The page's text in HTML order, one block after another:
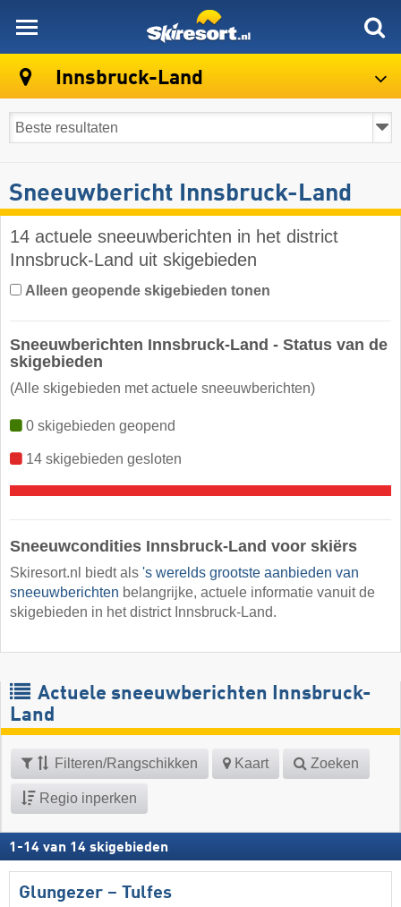
Innsbruck-Land
Sneeuwbericht Innsbruck-Land
14 actuele sneeuwberichten in het district
Innsbruck-Land uit skigebieden
Alleen geopende skigebieden tonen
Sneeuwberichten Innsbruck-Land - Status van de
skigebieden
(Alle skigebieden met actuele sneeuwberichten)
0 skigebieden geopend
14 skigebieden gesloten
Sneeuwcondities Innsbruck-Land voor skiërs
Skiresort.nl biedt als 's werelds grootste aanbieden van
sneeuwberichten belangrijke, actuele informatie vanuit de
skigebieden in het district Innsbruck-Land.
Actuele sneeuwberichten Innsbruck-
Land
Filteren/Rangschikken Kaart Zoeken
Regio inperken
1 -14 van 14 skigebieden
Glungezer – Tulfes